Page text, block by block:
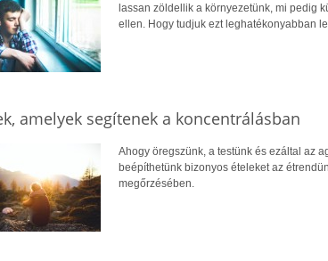
lassan zöldellik a környezetünk, mi pedig
ellen. Hogy tudjuk ezt leghatékonyabban
amelyek segítenek a koncentrálásban
Ahogy öregszünk, a testünk és ezáltal az
beépíthetünk bizonyos ételeket az
megőrzésében.